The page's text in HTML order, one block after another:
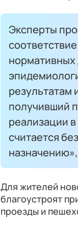
Эксперты
нормативных
результатам
получивший
реализации
считается
Для жителей
благоустроят
проезды и